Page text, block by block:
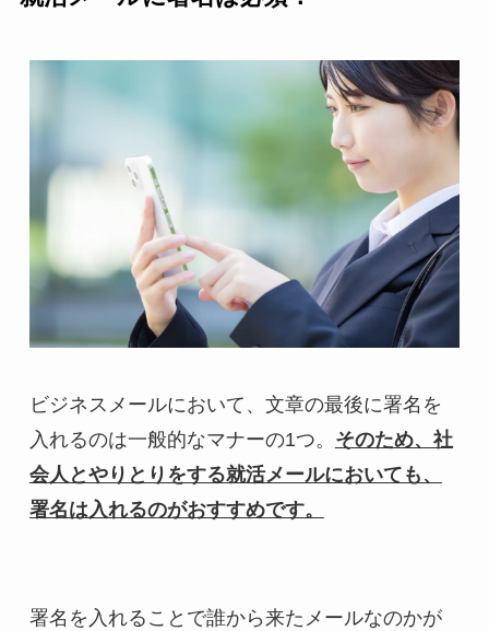
ビジネスメールにおいて、文章の最後に署名を
入れるのは一般的なマナーの1つ。 そのため、社
会人とやりとりをする就活メールにおいても、
署名は入れるのがおすすめです。
署名を入れることで誰から来たメールなのかが